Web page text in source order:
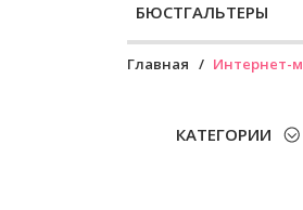
БЮСТГАЛЬТЕРЫ
Главная Интернет-
КАТЕГОРИИ